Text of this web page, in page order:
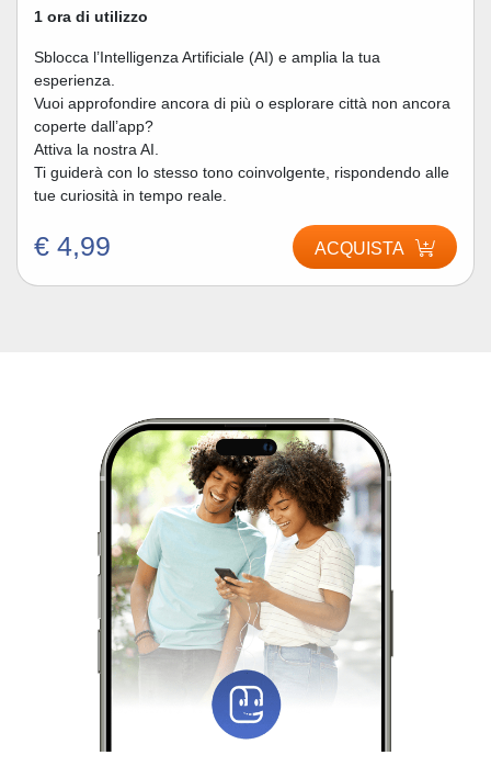
1 ora di utilizzo
Sblocca l’Intelligenza Artificiale (AI) e amplia la tua
esperienza.
Vuoi approfondire ancora di più o esplorare città non ancora
coperte dall’app?
Attiva la nostra AI.
Ti guiderà con lo stesso tono coinvolgente, rispondendo alle
tue curiosità in tempo reale.
€ 4,99 ACQUISTA